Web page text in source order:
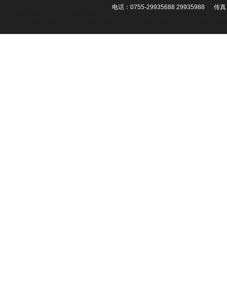
电话：0755-29935688 29935988 传真